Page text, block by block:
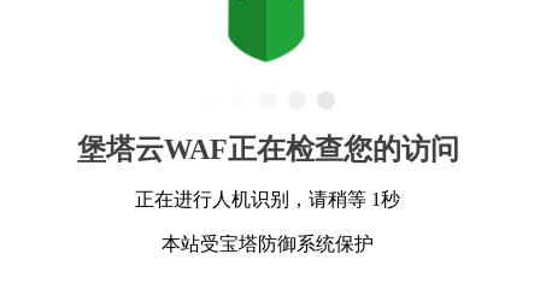
堡塔云WAF正在检查您的访问
正在进行人机识别，请稍等 1秒
本站受宝塔防御系统保护